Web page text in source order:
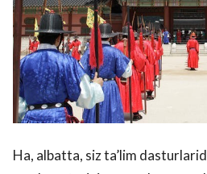
Ha, albatta, siz ta’lim